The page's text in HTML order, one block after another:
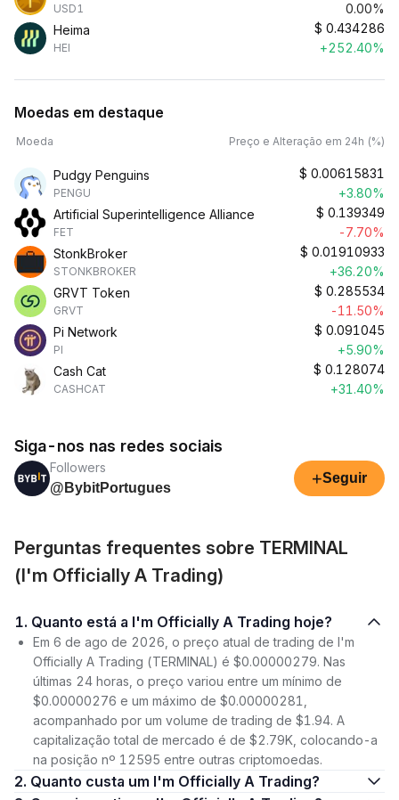
USD1
0.00%
Heima
HEI
$ 0.434286
+252.40%
Moedas em destaque
Moeda Preço e Alteração em 24h (%)
Pudgy Penguins
PENGU
$ 0.00615831
+3.80%
Artificial Superintelligence Alliance
FET
$ 0.139349
-7.70%
StonkBroker
STONKBROKER
$ 0.01910933
+36.20%
GRVT Token
GRVT
$ 0.285534
-11.50%
Pi Network
PI
$ 0.091045
+5.90%
Cash Cat
CASHCAT
$ 0.128074
+31.40%
Siga-nos nas redes sociais
Followers
@BybitPortugues
+Seguir
Perguntas frequentes sobre TERMINAL
(I'm Officially A Trading)
1. Quanto está a I'm Officially A Trading hoje?
Em 6 de ago de 2026, o preço atual de trading de I'm
Officially A Trading (TERMINAL) é $0.00000279. Nas
últimas 24 horas, o preço variou entre um mínimo de
$0.00000276 e um máximo de $0.00000281,
acompanhado por um volume de trading de $1.94. A
capitalização total de mercado é de $2.79K, colocando-a
na posição nº 12595 entre outras criptomoedas.
2. Quanto custa um I'm Officially A Trading?